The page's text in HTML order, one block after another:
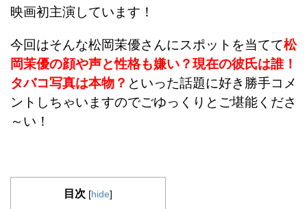
映画初主演しています！
今回はそんな松岡茉優さんにスポットを当てて松
岡茉優の顔や声と性格も嫌い？現在の彼氏は誰！
タバコ写真は本物？ といった話題に好き勝手コメ
ントしちゃいますのでごゆっくりとご堪能くださ
～い！
目次 [hide]